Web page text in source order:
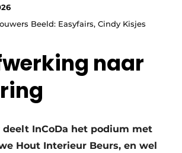
Beeld: Easyfairs, Cindy Kisjes
naar
deelt InCoDa het podium met
Hout Interieur Beurs, en wel